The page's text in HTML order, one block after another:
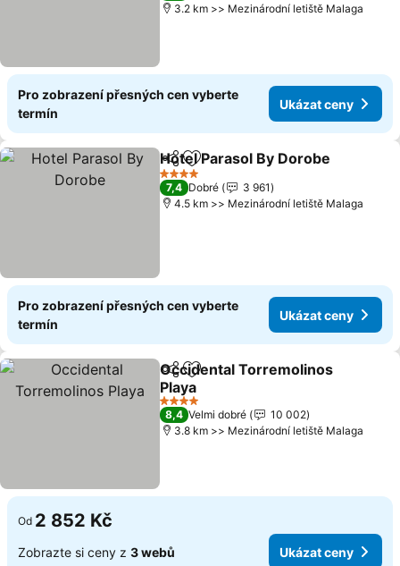
3.2 km >> Mezinárodní letiště Malaga
Pro zobrazení přesných cen vyberte
termín
Ukázat ceny
SdíletPřidat na seznam oblíbených
Hotel Parasol By Dorobe
4 Počet hvězdiček
7,4 Dobré
3 961
4.5 km >> Mezinárodní letiště Malaga
Pro zobrazení přesných cen vyberte
termín
Ukázat ceny
SdíletPřidat na seznam oblíbených
Occidental Torremolinos
Playa
4 Počet hvězdiček
8,4 Velmi dobré
10 002
3.8 km >> Mezinárodní letiště Malaga
Od 2 852 Kč
Zobrazte si ceny z 3 webů Ukázat ceny